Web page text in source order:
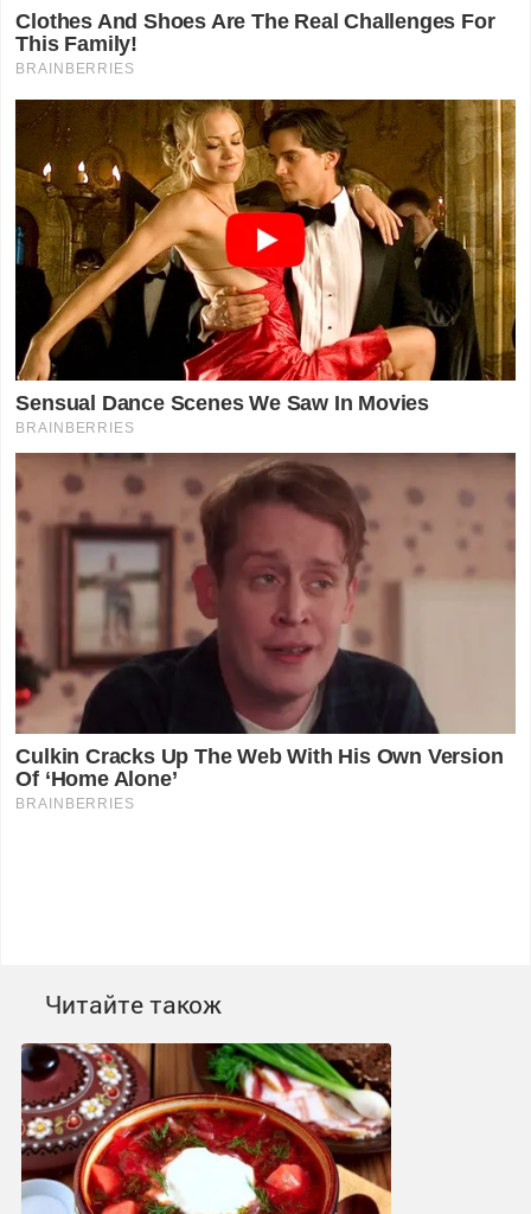
Читайте також